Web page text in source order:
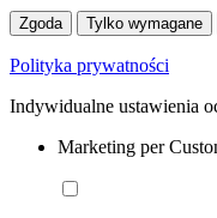
Zgoda Tylko wymagane
Polityka prywatności
Indywidualne ustawienia
Marketing per